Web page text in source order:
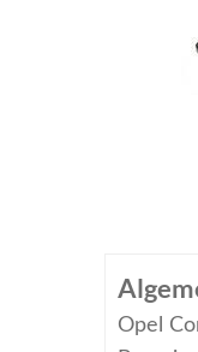
Opel